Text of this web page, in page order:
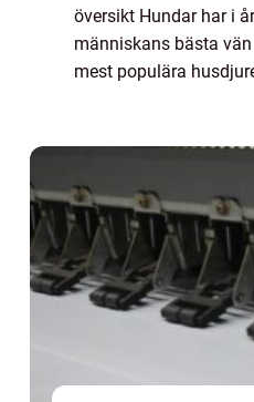
översikt Hundar har i
människans bästa
mest populära